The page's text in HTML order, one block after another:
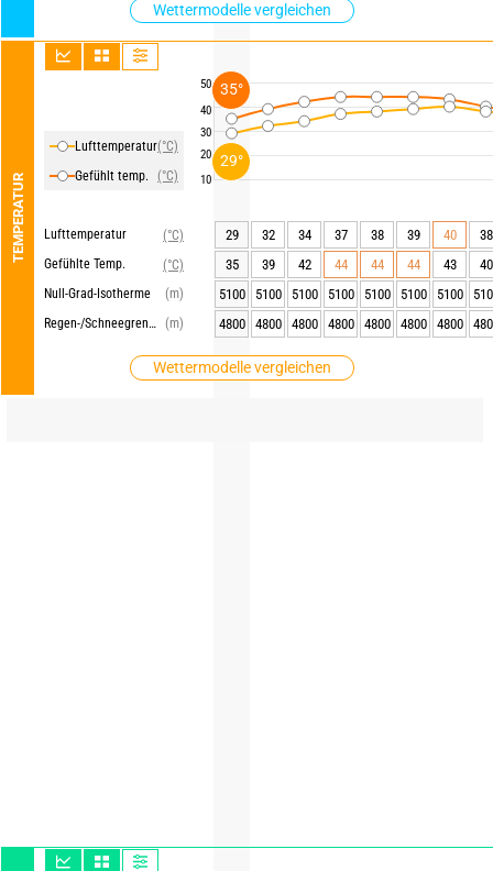
Wettermodelle vergleichen
TEMPERATUR
Lufttemperatur(°C)
Gefühlt temp.
(°C)
Lufttemperatur
(°C)
Gefühlte Temp.
(°C)
Null-Grad-Isotherme
(m)
Regen-/Schneegrenze (m)
Wettermodelle vergleichen
50
40
30
20
10
29 32 34 37 38 39 40
38
35
39 42 44 44 44 43
40
5100
5100 5100 5100 5100 5100 5100
4800
4800 4800 4800 4800 4800 4800
29°
35°